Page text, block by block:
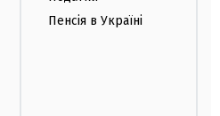
Пенсія в Україні